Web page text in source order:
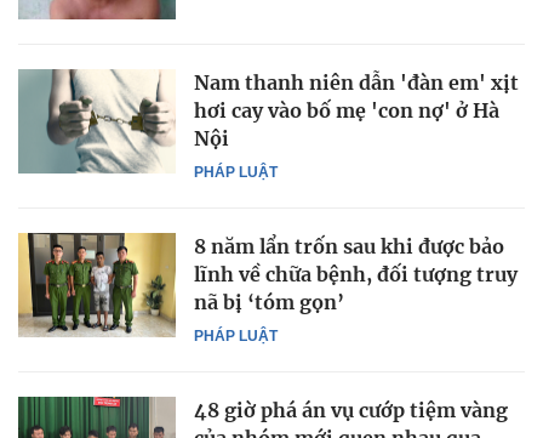
PHÁP LUẬT
Nam thanh niên dẫn 'đàn em' xịt
hơi cay vào bố mẹ 'con nợ' ở Hà
Nội
PHÁP LUẬT
8 năm lẩn trốn sau khi được bảo
lĩnh về chữa bệnh, đối tượng truy
nã bị ‘tóm gọn’
48 giờ phá án vụ cướp tiệm vàng